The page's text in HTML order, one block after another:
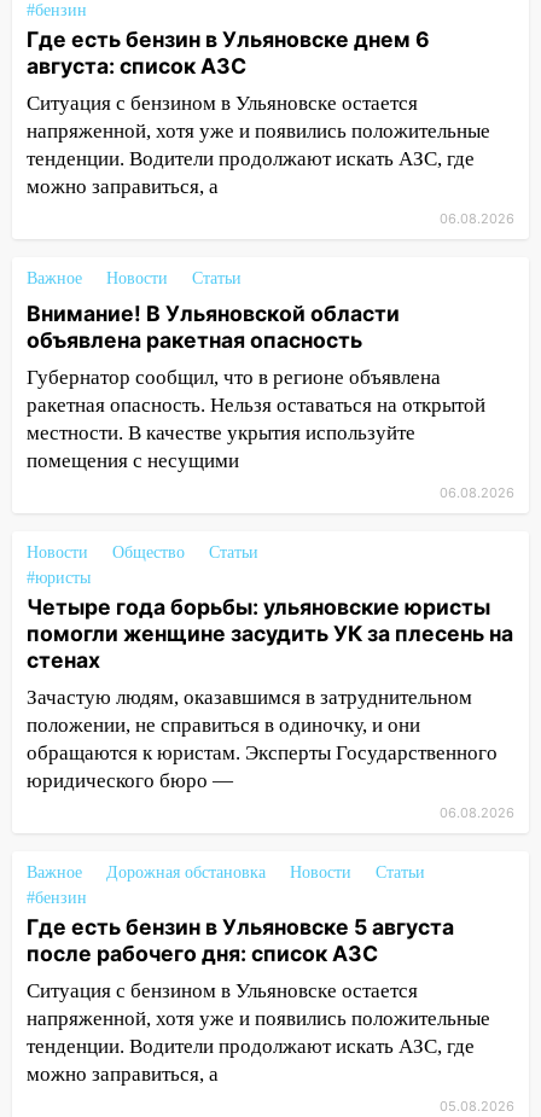
11:30
Кабмин РФ разрешил до 1 июля
2027 года импорт, выпуск и обращение
бензина Евро 2, Евро 3, Евро 4
11:12 Соцсети: на Рябикова автомобиль
врезался в забор
10:27
Где есть бензин в Ульяновске
10:16
Внимание! В Ульяновской области
10:00 В Старомайнском районе утонул
51-летний мужчина
09:50 В Ульяновске черный коршун
застрял в тепловозе
09:44
Ульяновские спасатели помогли
08:21
велосипеда
07:18 В Ульяновск идет
тридцатиградусная жара: какая будет
погода в четверг
06:00 Четыре года борьбы: ульяновские
юристы помогли женщине засудить УК
за плесень на стенах
прибыль, а кому — испытания на
прочность
05.08.2026
22:58
Соцсети: на проспекте Тюленева
ДТП с мотоциклистом
20:22 Мошенники обманули 92-летнюю
жительницу Ульяновской области
#бензин
Где есть бензин в Ульяновске днем 6
августа: список АЗС
Ситуация с бензином в Ульяновске остается
напряженной, хотя уже и появились положительные
тенденции. Водители продолжают искать АЗС, где
можно заправиться, а
06.08.2026
Важное Новости Статьи
Внимание! В Ульяновской области
объявлена ракетная опасность
Губернатор сообщил, что в регионе объявлена
ракетная опасность. Нельзя оставаться на открытой
местности. В качестве укрытия используйте
помещения с несущими
06.08.2026
Новости Общество
Статьи
#юристы
Четыре года борьбы: ульяновские юристы
помогли женщине засудить УК за плесень на
стенах
Зачастую людям, оказавшимся в затруднительном
положении, не справиться в одиночку, и они
обращаются к юристам. Эксперты Государственного
юридического бюро —
06.08.2026
Важное Дорожная обстановка Новости
Статьи
#бензин
Где есть бензин в Ульяновске 5 августа
после рабочего дня: список АЗС
Ситуация с бензином в Ульяновске остается
напряженной, хотя уже и появились положительные
тенденции. Водители продолжают искать АЗС, где
можно заправиться, а
05.08.2026